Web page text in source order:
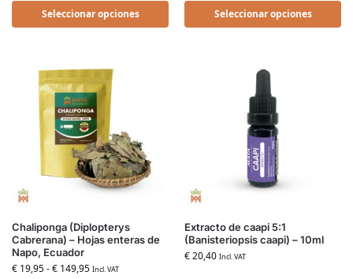
Seleccionar opciones Seleccionar opciones
Chaliponga (Diplopterys
Cabrerana) – Hojas enteras de
Napo, Ecuador
€ 19,95-€ 149,95 Incl. VAT
Extracto de caapi 5:1
(Banisteriopsis caapi) – 10ml
€20,40 Incl. VAT